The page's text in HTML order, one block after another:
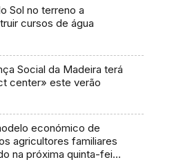
Sol no terreno a
cursos de água
Social da Madeira terá
center» este verão
económico de
agricultores familiares
na próxima quinta-feira